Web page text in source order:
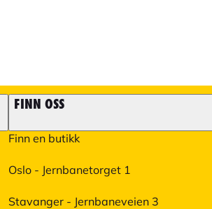
FINN OSS
Finn en butikk
Oslo - Jernbanetorget 1
Stavanger - Jernbaneveien 3